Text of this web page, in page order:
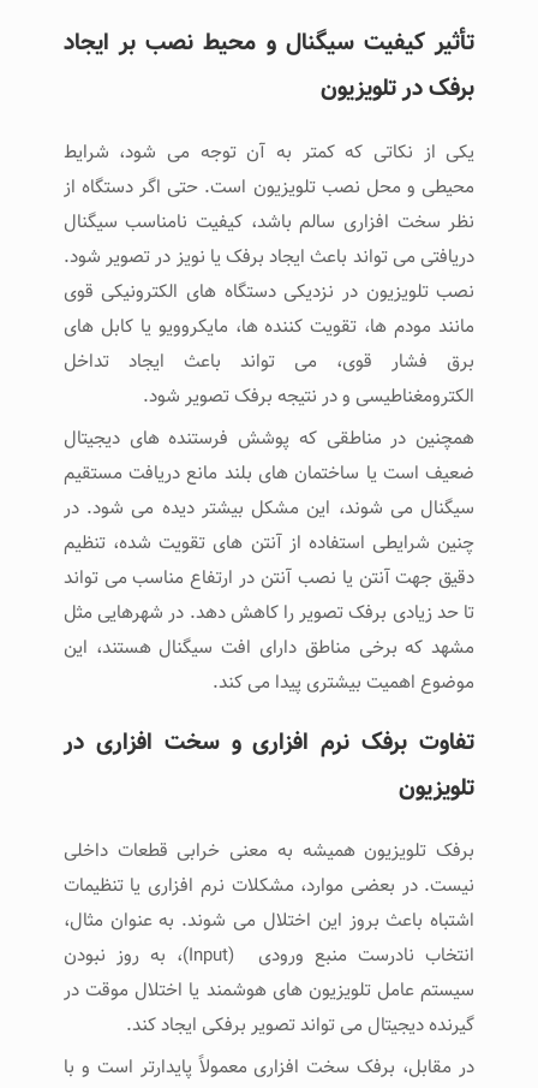
تأثیر کیفیت سیگنال و محیط نصب بر ایجاد
برفک در تلویزیون
یکی از نکاتی که کمتر به آن توجه می ‌شود، شرایط
محیطی و محل نصب تلویزیون است. حتی اگر دستگاه از
نظر سخت ‌افزاری سالم باشد، کیفیت نامناسب سیگنال
دریافتی می‌ تواند باعث ایجاد برفک یا نویز در تصویر شود.
نصب تلویزیون در نزدیکی دستگاه‌ های الکترونیکی قوی
مانند مودم‌ ها، تقویت‌ کننده‌ ها، مایکروویو یا کابل ‌های
برق فشار قوی، می‌ تواند باعث ایجاد تداخل
الکترومغناطیسی و در نتیجه برفک تصویر شود.
همچنین در مناطقی که پوشش فرستنده‌ های دیجیتال
ضعیف است یا ساختمان ‌های بلند مانع دریافت مستقیم
سیگنال می ‌شوند، این مشکل بیشتر دیده می ‌شود. در
چنین شرایطی استفاده از آنتن ‌های تقویت ‌شده، تنظیم
دقیق جهت آنتن یا نصب آنتن در ارتفاع مناسب می ‌تواند
تا حد زیادی برفک تصویر را کاهش دهد. در شهرهایی مثل
مشهد که برخی مناطق دارای افت سیگنال هستند، این
موضوع اهمیت بیشتری پیدا می ‌کند.
تفاوت برفک نرم ‌افزاری و سخت ‌افزاری در
تلویزیون
برفک تلویزیون همیشه به معنی خرابی قطعات داخلی
نیست. در بعضی موارد، مشکلات نرم ‌افزاری یا تنظیمات
اشتباه باعث بروز این اختلال می ‌شوند. به ‌عنوان مثال،
انتخاب نادرست منبع ورودی (Input)، به ‌روز نبودن
سیستم‌ عامل تلویزیون ‌های هوشمند یا اختلال موقت در
گیرنده دیجیتال می ‌تواند تصویر برفکی ایجاد کند.
در مقابل، برفک سخت ‌افزاری معمولاً پایدارتر است و با